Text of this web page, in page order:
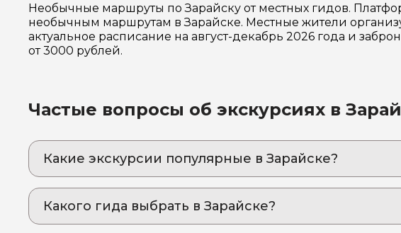
Необычные маршруты по Зарайску от местных гидов.
необычным маршрутам в Зарайске. Местные жители
актуальное расписание на август-декабрь 2026 года и
от 3000 рублей.
Частые вопросы об экскурсиях в
Какие экскурсии популярные в Зарайске?
Какого гида выбрать в Зарайске?